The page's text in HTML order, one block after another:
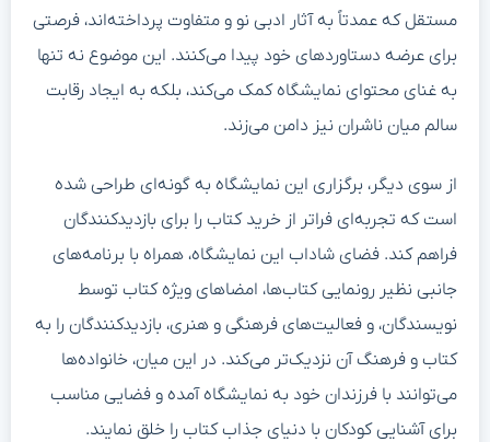
مستقل که عمدتاً به آثار ادبی نو و متفاوت پرداخته‌اند، فرصتی
برای عرضه دستاوردهای خود پیدا می‌کنند. این موضوع نه تنها
به غنای محتوای نمایشگاه کمک می‌کند، بلکه به ایجاد رقابت
سالم میان ناشران نیز دامن می‌زند.
از سوی دیگر، برگزاری این نمایشگاه به گونه‌ای طراحی شده‌
است که تجربه‌ای فراتر از خرید کتاب را برای بازدیدکنندگان
فراهم کند. فضای شاداب این نمایشگاه، همراه با برنامه‌های
جانبی نظیر رونمایی کتاب‌ها، امضاهای ویژه کتاب توسط
نویسندگان، و فعالیت‌های فرهنگی و هنری، بازدیدکنندگان را به
کتاب و فرهنگ آن نزدیک‌تر می‌کند. در این میان، خانواده‌ها
می‌توانند با فرزندان خود به نمایشگاه آمده و فضایی مناسب
برای آشنایی کودکان با دنیای جذاب کتاب را خلق نمایند.